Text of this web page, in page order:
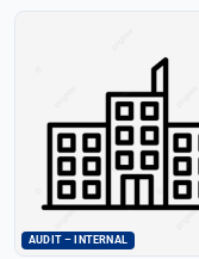
AUDIT – INTERNAL